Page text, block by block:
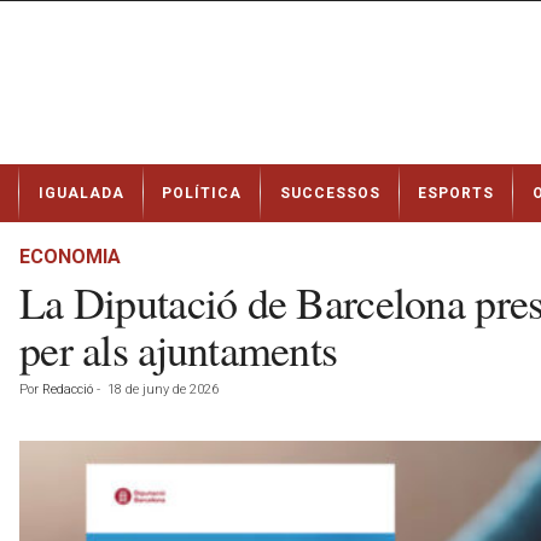
t
IGUALADA POLÍTICA SUCCESSOS ESPORTS
ECONOMIA
La Diputació de Barcelona
per als ajuntaments
Por Redacció - 18 de juny de 2026